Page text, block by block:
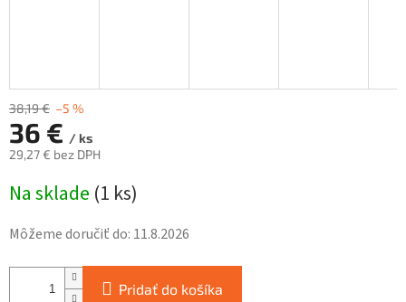
38,19 € –5 %
36 € / ks
29,27 € bez DPH
cena:
Na sklade (1 ks)
Môžeme doručiť do: 11.8.2026
Pridať do košíka